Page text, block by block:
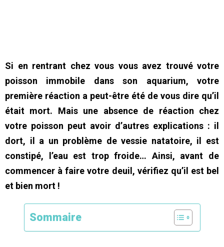
Si en rentrant chez vous vous avez trouvé votre
poisson immobile dans son aquarium, votre
première réaction a peut-être été de vous dire qu’il
était mort. Mais une absence de réaction chez
votre poisson peut avoir d’autres explications : il
dort, il a un problème de vessie natatoire, il est
constipé, l’eau est trop froide… Ainsi, avant de
commencer à faire votre deuil, vérifiez qu’il est bel
et bien mort !
Sommaire